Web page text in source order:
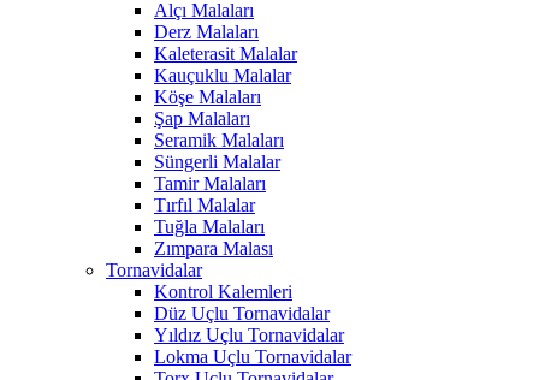
Alçı Malaları
Derz Malaları
Kaleterasit Malalar
Kauçuklu Malalar
Köşe Malaları
Şap Malaları
Seramik Malaları
Süngerli Malalar
Tamir Malaları
Tırfıl Malalar
Tuğla Malaları
Zımpara Malası
Tornavidalar
Kontrol Kalemleri
Düz Uçlu Tornavidalar
Yıldız Uçlu Tornavidalar
Lokma Uçlu Tornavidalar